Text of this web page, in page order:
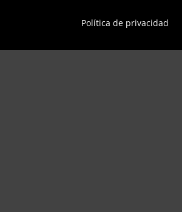
Política de privacidad